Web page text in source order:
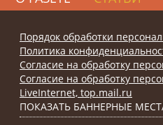
Порядок обработки
Политика
Согласие на обработку
Согласие на обработку
LiveInternet, top.mail.ru
ПОКАЗАТЬ БАННЕРНЫЕ